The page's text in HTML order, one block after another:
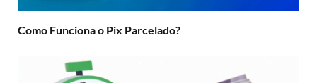
Como Funciona o Pix Parcelado?